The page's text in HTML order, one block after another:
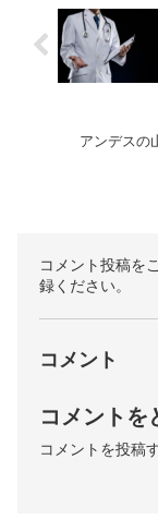
アンデスの
コメント投稿を
録ください。
コメント
コメントを
コメントを投稿